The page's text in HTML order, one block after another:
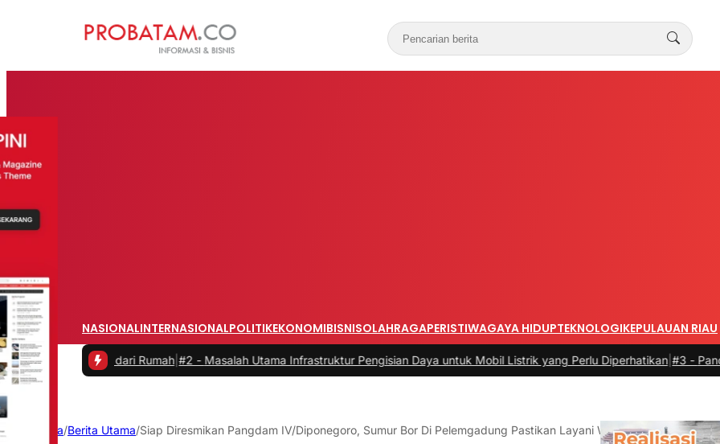
NASIONALINTERNASIONALPOLITIKEKONOMIBISNISOLAHRAGAPERISTIWAGAYA HIDUPTEKNOLOGIKEPULAUAN RIAU
dari Rumah #2 - Masalah Utama Infrastruktur Pengisian Daya untuk Mobil Listrik yang Perlu Diperhatikan|#3 -Panduan Belanja
Beranda/Berita Utama/Siap Diresmikan Pangdam IV/Diponegoro, Sumur Bor Di Pelemgadung Pastikan Layani Warga